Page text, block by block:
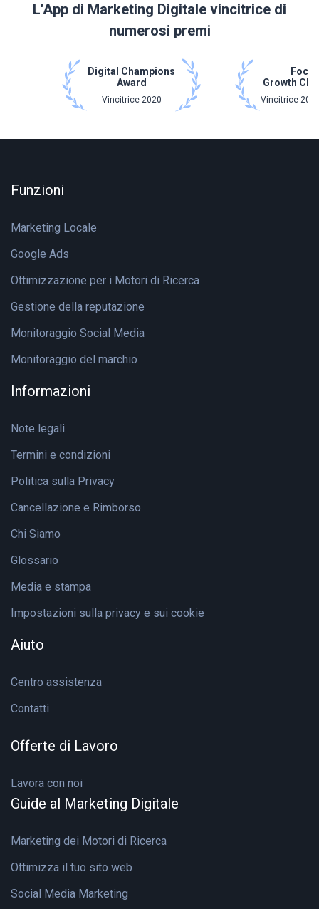
L'App di Marketing Digitale vincitrice di
numerosi premi
Digital Champions
Award
Vincitrice 2020
Focus
Growth
Vincitrice
Funzioni
Marketing Locale
Google Ads
Ottimizzazione per i Motori di Ricerca
Gestione della reputazione
Monitoraggio Social Media
Monitoraggio del marchio
Informazioni
Note legali
Termini e condizioni
Politica sulla Privacy
Cancellazione e Rimborso
Chi Siamo
Glossario
Media e stampa
Impostazioni sulla privacy e sui cookie
Aiuto
Centro assistenza
Contatti
Offerte di Lavoro
Lavora con noi
Guide al Marketing Digitale
Marketing dei Motori di Ricerca
Ottimizza il tuo sito web
Social Media Marketing